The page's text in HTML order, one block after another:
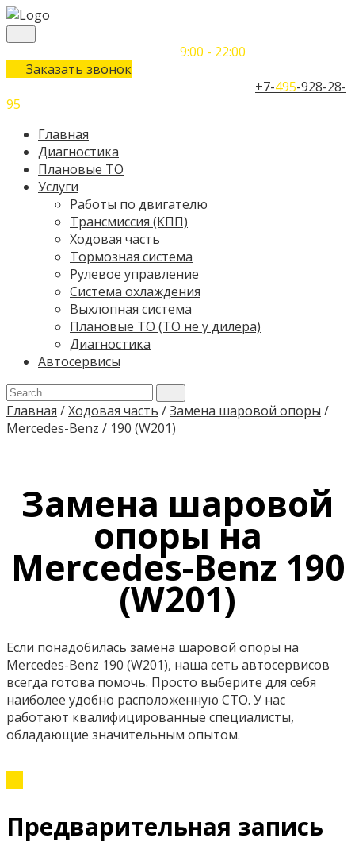
9:00 - 22:00
Заказать звонок
+7-495-928-28-
95
Главная
Диагностика
Плановые ТО
Услуги
Работы по двигателю
Трансмиссия (КПП)
Ходовая часть
Тормозная система
Рулевое управление
Система охлаждения
Выхлопная система
Плановые ТО (ТО не у дилера)
Диагностика
Автосервисы
Главная /Ходовая часть /Замена шаровой опоры /
Mercedes-Benz / 190 (W201)
Замена шаровой
опоры на
Mercedes-Benz 190
(W201)
Если понадобилась замена шаровой опоры на
Mercedes-Benz 190 (W201), наша сеть автосервисов
всегда готова помочь. Просто выберите для себя
наиболее удобно расположенную СТО. У нас
работают квалифицированные специалисты,
обладающие значительным опытом.
Предварительная запись